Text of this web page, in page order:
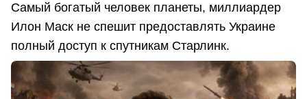
Самый богатый человек планеты, миллиардер
Илон Маск не спешит предоставлять Украине
полный доступ к спутникам Старлинк.